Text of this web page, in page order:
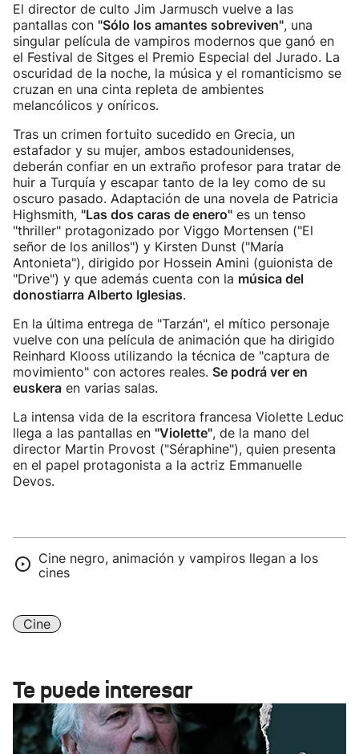
El director de culto Jim Jarmusch vuelve a las
pantallas con "Sólo los amantes sobreviven", una
singular película de vampiros modernos que ganó en
el Festival de Sitges el Premio Especial del Jurado. La
oscuridad de la noche, la música y el romanticismo se
cruzan en una cinta repleta de ambientes
melancólicos y oníricos.
Tras un crimen fortuito sucedido en Grecia, un
estafador y su mujer, ambos estadounidenses,
deberán confiar en un extraño profesor para tratar de
huir a Turquía y escapar tanto de la ley como de su
oscuro pasado. Adaptación de una novela de Patricia
Highsmith, "Las dos caras de enero" es un tenso
"thriller" protagonizado por Viggo Mortensen ("El
señor de los anillos") y Kirsten Dunst ("María
Antonieta"), dirigido por Hossein Amini (guionista de
"Drive") y que además cuenta con la música del
donostiarra Alberto Iglesias.
En la última entrega de "Tarzán", el mítico personaje
vuelve con una película de animación que ha dirigido
Reinhard Klooss utilizando la técnica de "captura de
movimiento" con actores reales. Se podrá ver en
euskera en varias salas.
La intensa vida de la escritora francesa Violette Leduc
llega a las pantallas en "Violette", de la mano del
director Martin Provost ("Séraphine"), quien presenta
en el papel protagonista a la actriz Emmanuelle
Devos.
Cine negro, animación y vampiros llegan a los
cines
Cine
Te puede interesar